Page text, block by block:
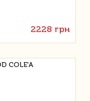
2228 грн
COLE'A